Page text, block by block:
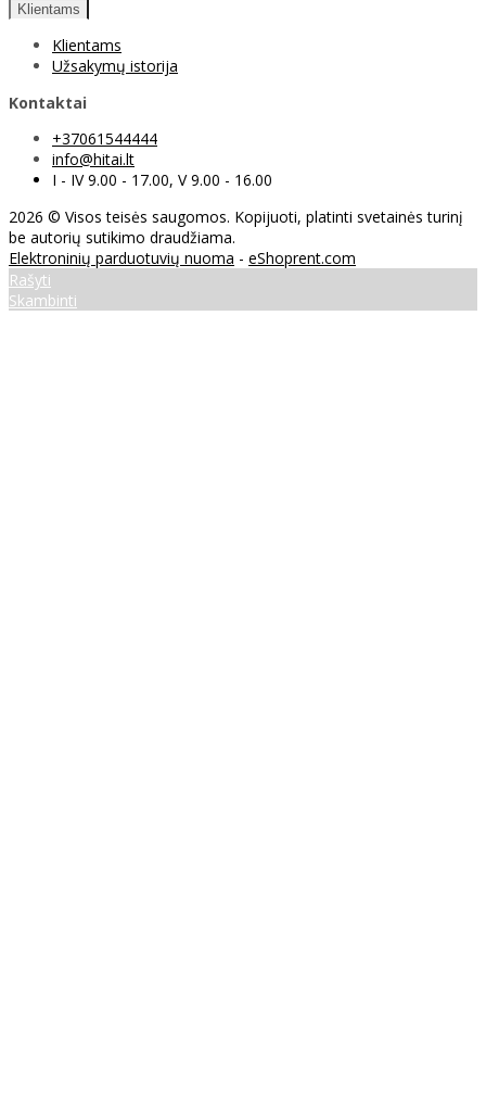
Klientams
Klientams
Užsakymų istorija
Kontaktai
+37061544444
info@hitai.lt
I - IV 9.00 - 17.00, V 9.00 - 16.00
2026 © Visos teisės saugomos. Kopijuoti, platinti svetainės turinį
be autorių sutikimo draudžiama.
Elektroninių parduotuvių nuoma - eShoprent.com
Rašyti
Skambinti